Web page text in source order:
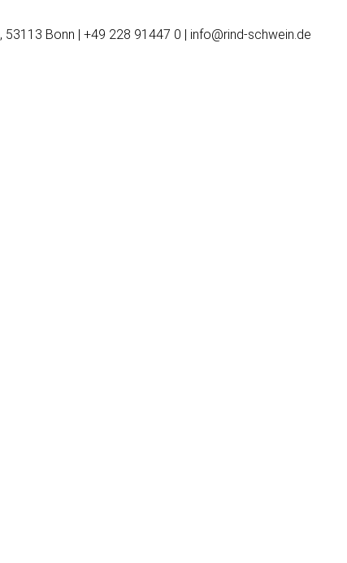
53113 Bonn | +49 228 91447 0 | info@rind-schwein.de